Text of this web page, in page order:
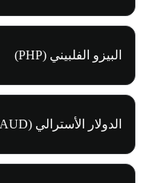
البيزو الفلبيني (PHP)
الدولار الأسترالي (AUD)